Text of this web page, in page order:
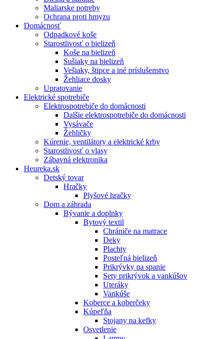
Maliarske potreby
Ochrana proti hmyzu
Domácnosť
Odpadkové koše
Starostlivosť o bielizeň
Koše na bielizeň
Sušiaky na bielizeň
Vešiaky, štipce a iné príslušenstvo
Žehliace dosky
Upratovanie
Elektrické spotrebiče
Elektrospotrebiče do domácnosti
Dalšie elektrospotrebiče do domácnosti
Vysávače
Žehličky
Kúrenie, ventilátory a elektrické krby
Starostlivosť o vlasy
Zábavná elektronika
Heureka.sk
Detský tovar
Hračky
Plyšové hračky
Dom a záhrada
Bývanie a doplnky
Bytový textil
Chrániče na matrace
Deky
Plachty
Posteľná bielizeň
Prikrývky na spanie
Sety prikrývok a vankúšov
Uteráky
Vankúše
Koberce a koberčeky
Kúpeľňa
Stojany na kefky
Osvetlenie